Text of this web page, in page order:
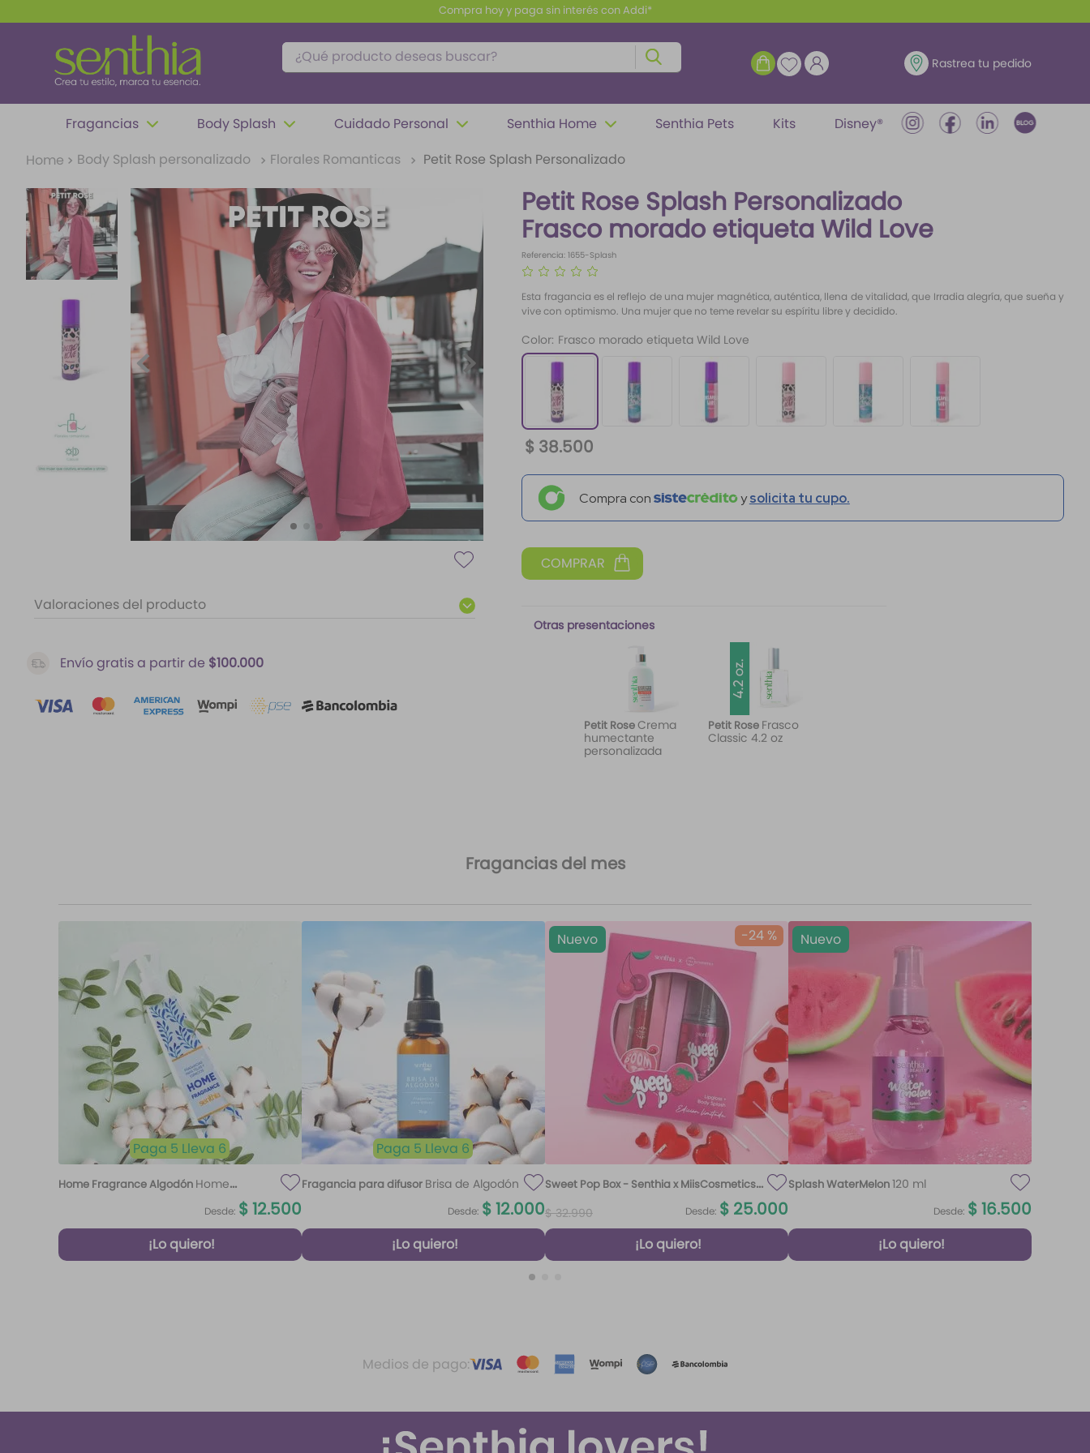
Compra hoy y paga sin interés con Addi*
¿Qué producto deseas buscar? ENTRAR Rastrea tu pedido
Fragancias Body Splash Cuidado Personal Senthia Home Senthia Pets Kits
Disney®
Body Splash personalizado
Florales Romanticas Petit Rose Splash Personalizado
Valoraciones del producto
Envío gratis a partir de $100.000
Petit Rose Splash Personalizado
Frasco morado etiqueta Wild Love
Referencia:1655-Splash
Esta fragancia es el reflejo de una mujer magnética, auténtica, llena de vitalidad, que Irradia alegría, que sueña y
vive con optimismo. Una mujer que no teme revelar su espíritu libre y decidido.
Color: Frasco morado etiqueta Wild Love
$ 38.500
Compra con ysolicita tu cupo.
Otras presentaciones
Petit RoseCrema
humectante
personalizada
Petit Rose Frasco
Classic 4.2 oz
Fragancias del mes
Paga 5 Lleva 6
Home Fragrance Algodón Home
Desde: $12.500
¡Lo quiero!
Paga 5 Lleva 6
Fragancia para difusor Brisa de Algodón
Desde: $12.000
¡Lo quiero!
-24 %
Nuevo
Sweet Pop Box - Senthia x MiisCosmetics
$ 32.990 Desde: $ 25.000
¡Lo quiero!
Nuevo
Splash WaterMelon120 ml
Desde: $16.500
¡Lo quiero!
Medios de pago:
TÉRMINOS MÁS BUSCADOS
1.
perfume
2.
carolina herrera
3.
splash
4
fragancias
.
iconic
mantequilla
feromonas
paris hilton
9
ariana grande
santal 33